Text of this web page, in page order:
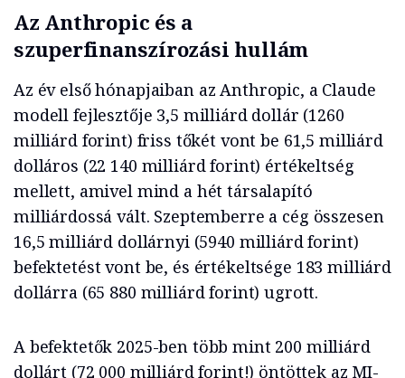
Az Anthropic és a
szuperfinanszírozási hullám
Az év első hónapjaiban az Anthropic, a Claude
modell fejlesztője 3,5 milliárd dollár (1260
milliárd forint) friss tőkét vont be 61,5 milliárd
dolláros (22 140 milliárd forint) értékeltség
mellett, amivel mind a hét társalapító
milliárdossá vált. Szeptemberre a cég összesen
16,5 milliárd dollárnyi (5940 milliárd forint)
befektetést vont be, és értékeltsége 183 milliárd
dollárra (65 880 milliárd forint) ugrott.
A befektetők 2025-ben több mint 200 milliárd
dollárt (72 000 milliárd forint!) öntöttek az MI-